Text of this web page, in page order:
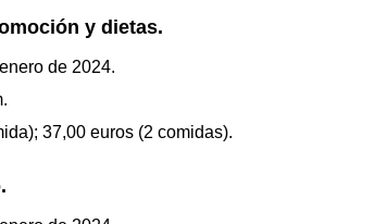
y dietas.
de 2024.
37,00 euros (2 comidas).